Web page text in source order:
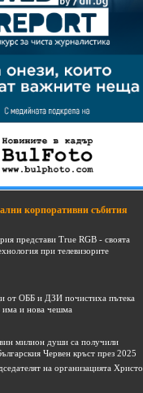
корпоративни събития
представи True RGB - своята
при телевизорите
от ОББ и ДЗИ почистиха пътека
и нова чешма
милион души са получили
Червен кръст през 2025
на организацията Христо